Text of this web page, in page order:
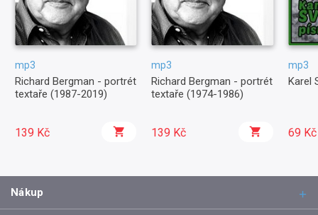
mp3
Richard Bergman - portrét
textaře (1987-2019)
139 Kč
mp3
Richard Bergman - portrét
textaře (1974-1986)
139 Kč
mp3
Karel
69 Kč
Nákup